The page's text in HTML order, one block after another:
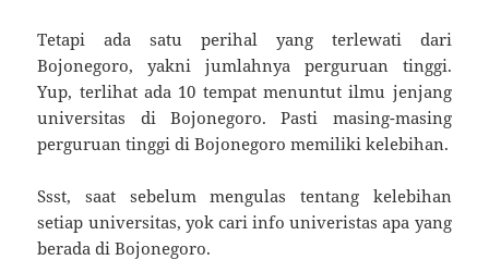
Tetapi ada satu perihal yang terlewati dari
Bojonegoro, yakni jumlahnya perguruan tinggi.
Yup, terlihat ada 10 tempat menuntut ilmu jenjang
universitas di Bojonegoro. Pasti masing-masing
perguruan tinggi di Bojonegoro memiliki kelebihan.
Ssst, saat sebelum mengulas tentang kelebihan
setiap universitas, yok cari info univeristas apa yang
berada di Bojonegoro.